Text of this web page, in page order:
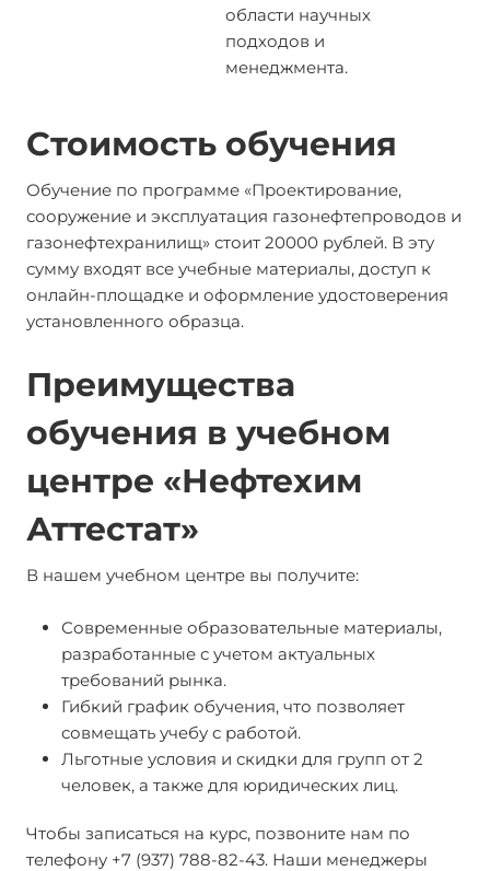
области научных
подходов и
менеджмента.
Стоимость обучения
Обучение по программе «Проектирование,
сооружение и эксплуатация газонефтепроводов и
газонефтехранилищ» стоит 20000 рублей. В эту
сумму входят все учебные материалы, доступ к
онлайн-площадке и оформление удостоверения
установленного образца.
Преимущества
обучения в учебном
центре «Нефтехим
Аттестат»
В нашем учебном центре вы получите:
Современные образовательные материалы,
разработанные с учетом актуальных
требований рынка.
Гибкий график обучения, что позволяет
совмещать учебу с работой.
Льготные условия и скидки для групп от 2
человек, а также для юридических лиц.
Чтобы записаться на курс, позвоните нам по
телефону +7 (937) 788-82-43. Наши менеджеры